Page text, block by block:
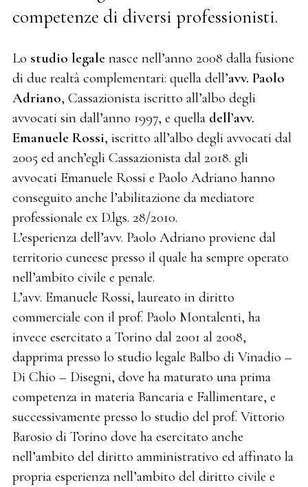
competenze di diversi professionisti.
Lo studio legalenasce nell’anno 2008 dalla fusione
di due realtà complementari: quella dell’avv. Paolo
Adriano, Cassazionista iscritto all’albo degli
avvocati sin dall’anno 1997, e quella dell’avv.
Emanuele Rossi, iscritto all’albo degli avvocati dal
2005 ed anch’egli Cassazionista dal 2018. gli
avvocati Emanuele Rossi e Paolo Adriano hanno
conseguito anche l’abilitazione da mediatore
professionale ex D.lgs. 28/2010.
L’esperienza dell’avv. Paolo Adriano proviene dal
territorio cuneese presso il quale ha sempre operato
nell’ambito civile e penale.
L’avv. Emanuele Rossi, laureato in diritto
commerciale con il prof. Paolo Montalenti, ha
invece esercitato a Torino dal 2001 al 2008,
dapprima presso lo studio legale Balbo di Vinadio –
Di Chio – Disegni, dove ha maturato una prima
competenza in materia Bancaria e Fallimentare, e
successivamente presso lo studio del prof. Vittorio
Barosio di Torino dove ha esercitato anche
nell’ambito del diritto amministrativo ed affinato la
propria esperienza nell’ambito del diritto civile e